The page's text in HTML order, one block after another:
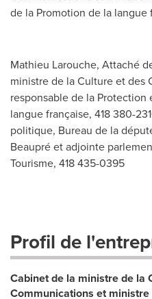
de la Promotion de la langue
Mathieu Larouche, Attaché
ministre de la Culture et des
responsable de la
langue française, 418 380-
politique, Bureau de la
Beaupré et adjointe
Tourisme, 418 435-0395
Profil de
Cabinet de la ministre de la
Communications et